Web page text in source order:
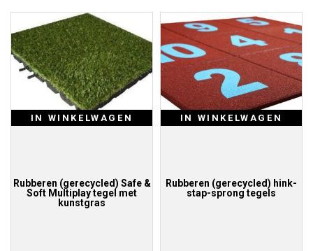
IN WINKELWAGEN
Rubberen (gerecycled) Safe &
Soft Multiplay tegel met
kunstgras
IN WINKELWAGEN
Rubberen (gerecycled) hink-
stap-sprong tegels